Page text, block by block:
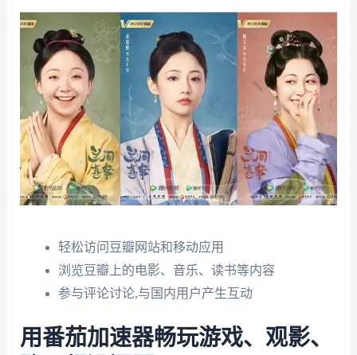
轻松访问豆瓣网站和移动应用
浏览豆瓣上的电影、音乐、读书等内容
参与评论讨论,与国内用户产生互动
用番茄加速器畅玩游戏、观影、